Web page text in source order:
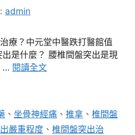
admin
療？中元堂中醫跌打醫館值
是什麼？ 腰椎間盤突出是現
… 閱讀全文
、坐骨神經痛 、推拿 、椎間盤
嚴重程度 、 椎間盤突出治